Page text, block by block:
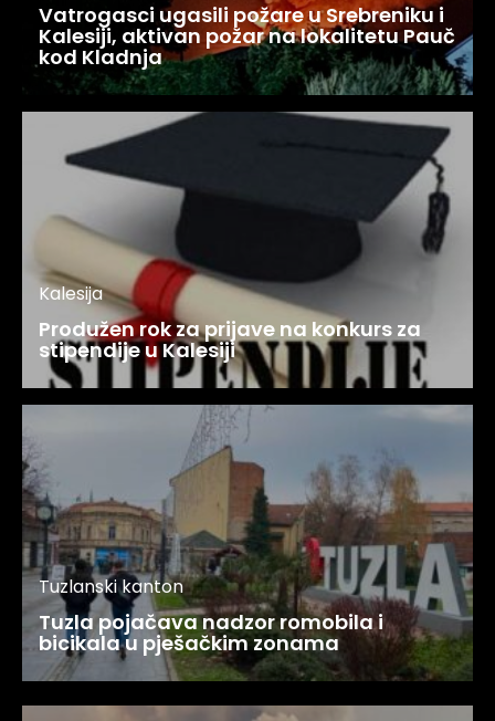
Vatrogasci ugasili požare u Srebreniku i
Kalesiji, aktivan požar na lokalitetu Pauč
kod Kladnja
Kalesija
Produžen rok za prijave na konkurs za
stipendije u Kalesiji
Tuzlanski kanton
Tuzla pojačava nadzor romobila i
bicikala u pješačkim zonama